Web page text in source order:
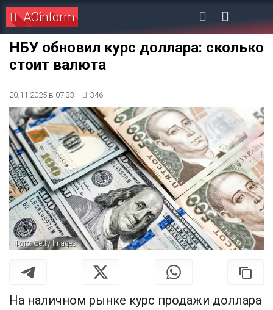
AOinform
НБУ обновил курс доллара: сколько
стоит валюта
20.11.2025 в 07:33 346
Фото: Getty Images
На наличном рынке курс продажи доллара